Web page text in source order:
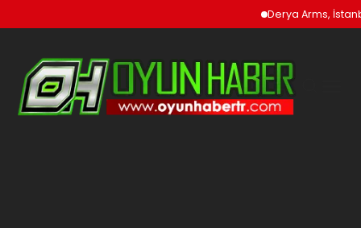
Derya Arms, İstanbul